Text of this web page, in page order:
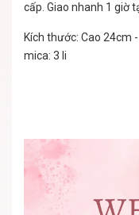
cấp. Giao nhanh 1 giờ
Kích thước: Cao 24cm
mica: 3 li